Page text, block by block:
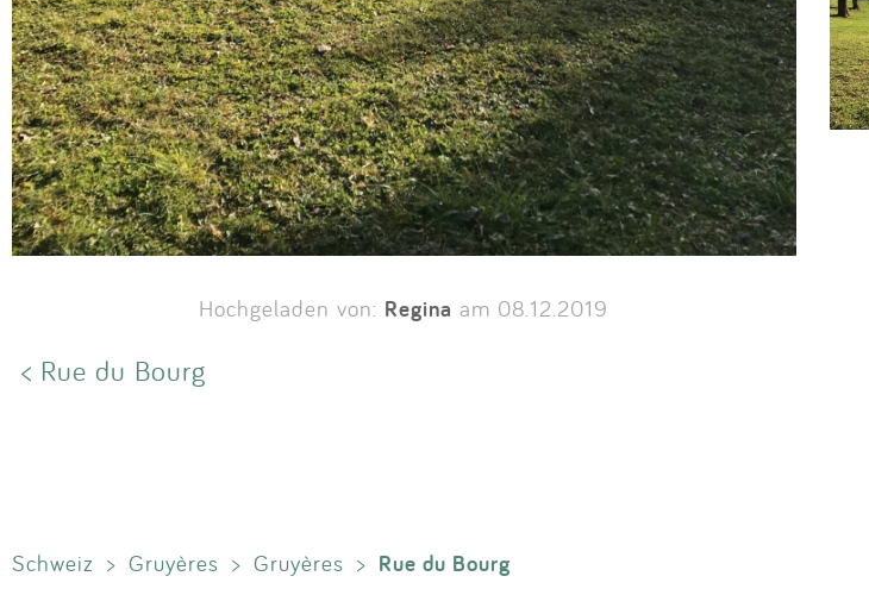
Hochgeladen von: Regina am 08.12.2019
< Rue du Bourg
Schweiz > Gruyères > Gruyères > Rue du Bourg